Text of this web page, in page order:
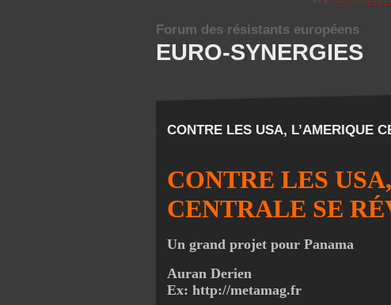
EURO-SYNERGIES
Forum des résistants européens
CONTRE LES USA, L’AMERIQUE
CONTRE LES
CENTRALE SE
Un grand projet pour Panama
Auran Derien
Ex: http://metamag.fr